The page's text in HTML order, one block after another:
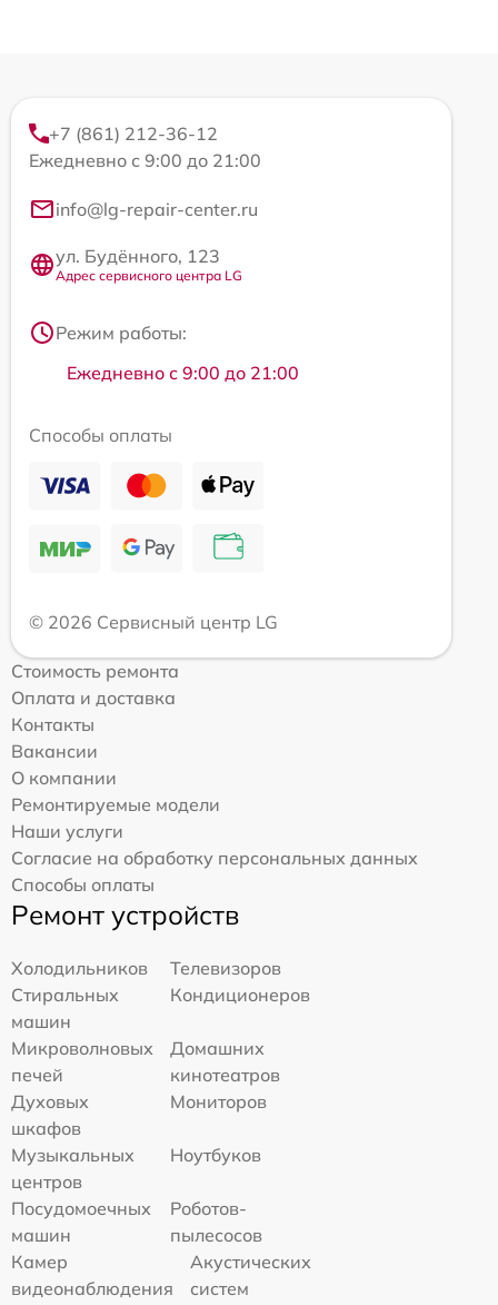
+7 (861) 212-36-12
Ежедневно с 9:00 до 21:00
info@lg-repair-center.ru
ул. Будённого, 123
Адрес сервисного центра LG
Режим работы:
Ежедневно с 9:00 до 21:00
Способы оплаты
© 2026 Сервисный центр LG
Стоимость ремонта
Оплата и доставка
Контакты
Вакансии
О компании
Ремонтируемые модели
Наши услуги
Согласие на обработку персональных данных
Способы оплаты
Ремонт устройств
Холодильников
Телевизоров
Стиральных
машин
Кондиционеров
Микроволновых
печей
Домашних
кинотеатров
Духовых
шкафов
Мониторов
Музыкальных
центров
Ноутбуков
Посудомоечных
машин
Роботов-
пылесосов
Камер
видеонаблюдения
Акустических
систем